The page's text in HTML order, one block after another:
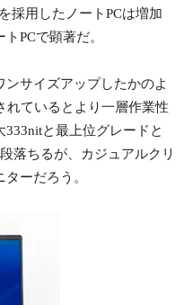
採用したノートPCは増加
PCで顕著だ。
サイズアップしたかのよ
れているとより一層作業性
と最上位グレードと
落ちるが、カジュアルクリ
ーだろう。